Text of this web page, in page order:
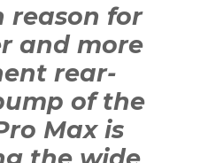
reason for
and more
rear-
of the
Max is